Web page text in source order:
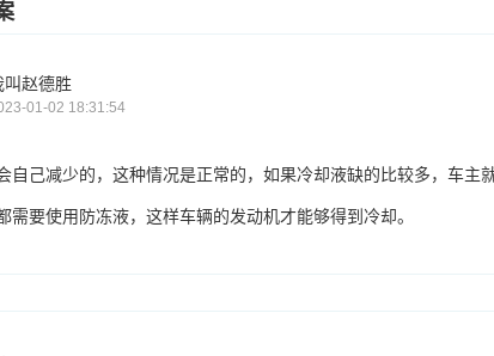
叫赵德胜
01-02 18:31:54
自己减少的，这种情况是正常的，如果冷却液缺的比较多，车主
需要使用防冻液，这样车辆的发动机才能够得到冷却。